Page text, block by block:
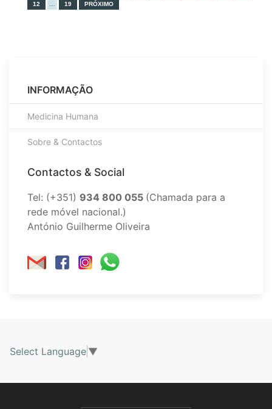
12
… 19 PRÓXIMO
INFORMAÇÃO
Medicina Humana
Sobre & Contactos
Contactos & Social
Tel: (+351) 934 800 055 (Chamada para a
rede móvel nacional.)
António Guilherme Oliveira
Select Language ▼